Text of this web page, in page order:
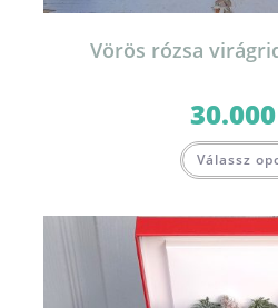
Vörös rózsa
30.000
Válassz